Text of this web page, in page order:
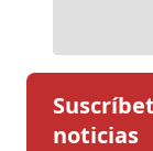
noticias